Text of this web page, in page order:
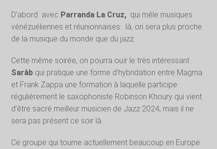
D’abord avec Parranda La Cruz, qui mêle musiques
vénézuéliennes et réunionnaises: là, on sera plus proche
de la musique du monde que du jazz.
Cette même soirée, on pourra ouïr le très intéressant
Saràbqui pratique une forme d’hybridation entre Magma
et Frank Zappa une formation à laquelle participe
régulièrement le saxophoniste Robinson Khoury qui vient
d’être sacré meilleur musicien de Jazz 2024, mais il ne
sera pas présent ce soir là.
Ce groupe qui tourne actuellement beaucoup en Europe